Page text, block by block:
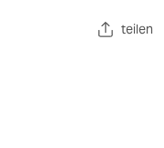
teilen